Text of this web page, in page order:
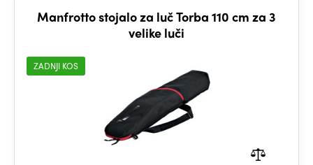
Manfrotto stojalo za luč Torba 110 cm za 3
velike luči
ZADNJI KOS